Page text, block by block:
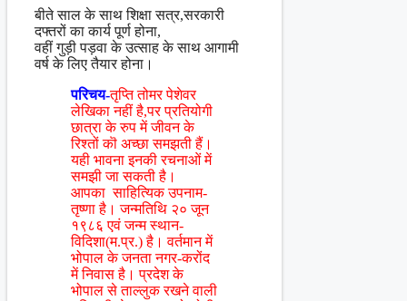
बीते साल के साथ शिक्षा सत्र,सरकारी
दफ्तरों का कार्य पूर्ण होना,
वहीं गुड़ी पड़वा के उत्साह के साथ आगामी
वर्ष के लिए तैयार होना।
परिचय-तृप्ति तोमर पेशेवर
लेखिका नहीं है,पर प्रतियोगी
छात्रा के रुप में जीवन के
रिश्तों कॊ अच्छा समझती हैं।
यही भावना इनकी रचनाओं में
समझी जा सकती है।
आपका साहित्यिक उपनाम-
तृष्णा है। जन्मतिथि २० जून
१९८६ एवं जन्म स्थान-
विदिशा(म.प्र.) है। वर्तमान में
भोपाल के जनता नगर-करोंद
में निवास है। प्रदेश के
भोपाल से ताल्लुक रखने वाली